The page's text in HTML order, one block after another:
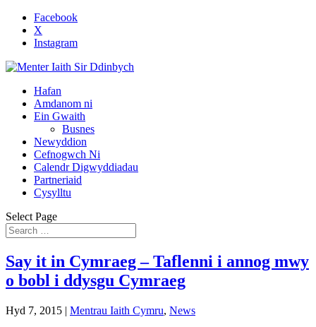
Facebook
X
Instagram
Hafan
Amdanom ni
Ein Gwaith
Busnes
Newyddion
Cefnogwch Ni
Calendr Digwyddiadau
Partneriaid
Cysylltu
Select Page
Say it in Cymraeg – Taflenni i annog mwy
o bobl i ddysgu Cymraeg
Hyd 7, 2015 | Mentrau Iaith Cymru, News